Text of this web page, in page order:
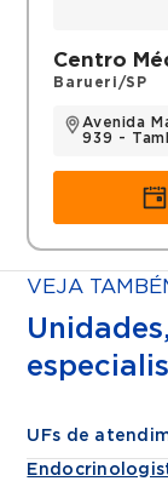
Centro
Barueri/SP
Avenida
939 -
VEJA
UFs de